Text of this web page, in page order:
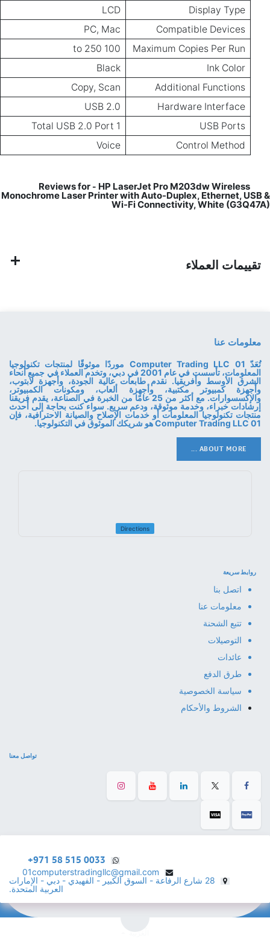
Display Type
LCD
Compatible Devices
PC, Mac
Maximum Copies Per Run
100 to 250
Ink Color
Black
Additional Functions
Copy, Scan
Hardware Interface
USB 2.0
USB Ports
1 Total USB 2.0 Port
Control Method
Voice
- HP LaserJet Pro M203dw Wireless
Monochrome Laser Printer with Auto-Duplex, Ethernet, USB &
Wi-Fi Connectivity, White (G3Q47A)
تقييمات العملاء
معلومات عنا
تُعَدّ 01 Computer Trading LLC موردًا موثوقًا لمنتجات تكنولوجيا
المعلومات، تأسست في عام 2001 في دبي، وتخدم العملاء في جميع أنحاء
الشرق الأوسط وأفريقيا. نقدم طابعات عالية الجودة، وأجهزة لابتوب،
وأجهزة كمبيوتر مكتبية، وأجهزة ألعاب، ومكونات الكمبيوتر،
والإكسسوارات. مع أكثر من 25 عامًا من الخبرة في الصناعة، يقدم فريقنا
إرشادات خبراء، وخدمة موثوقة، ودعم سريع. سواء كنت بحاجة إلى أحدث
منتجات تكنولوجيا المعلومات أو خدمات الإصلاح والصيانة الاحترافية، فإن
01 Computer Trading LLC هو شريكك الموثوق في التكنولوجيا.
ABOUT MORE ...
Directions
روابط سريعة
اتصل بنا
معلومات عنا
تتبع الشحنة
التوصيلات
عائدات
طرق الدفع
سياسة الخصوصية
الشروط والأحكام
تواصل معنا
+971 58 515 0033
01computerstradingllc@gmail.com
28 شارع الرفاعة - السوق الكبير - الفهيدي - دبي - الإمارات
العربية المتحدة.